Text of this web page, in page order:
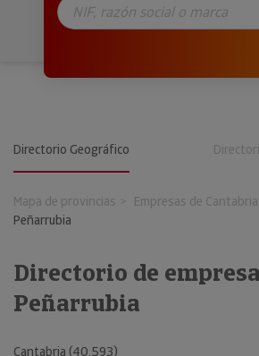
Directorio Geográfico
Mapa de provincias Empresas de Cantabria
Peñarrubia
Directorio de
Peñarrubia